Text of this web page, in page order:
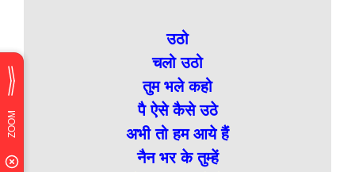
उठो
चलो उठो
तुम भले कहो
पै ऐसे कैसे उठे
अभी तो हम आये हैं
नैन भर के तुम्हें